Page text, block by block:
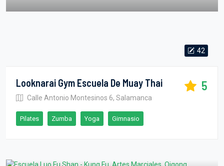
42
Looknarai Gym Escuela De Muay Thai
Calle Antonio Montesinos 6, Salamanca
5
Pilates Zumba Yoga Gimnasio